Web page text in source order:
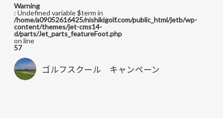
Warning
: Undefined variable $term in
/home/a09052616425/nishikigolf.com/public_html/jetb/wp-
content/themes/jet-cms14-
d/parts/Jet_parts_featureFoot.php
on line
57
ゴルフスクール キャンペーン